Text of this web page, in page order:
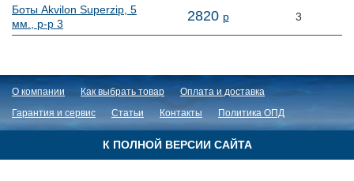
Боты Akvilon Superzip, 5
мм., р-р 3
2820 р 3
О компании Как выбрать товар
Оплата и доставка
Гарантия и сервис
Статьи Контакты Политика ОПД
К ПОЛНОЙ ВЕРСИИ САЙТА